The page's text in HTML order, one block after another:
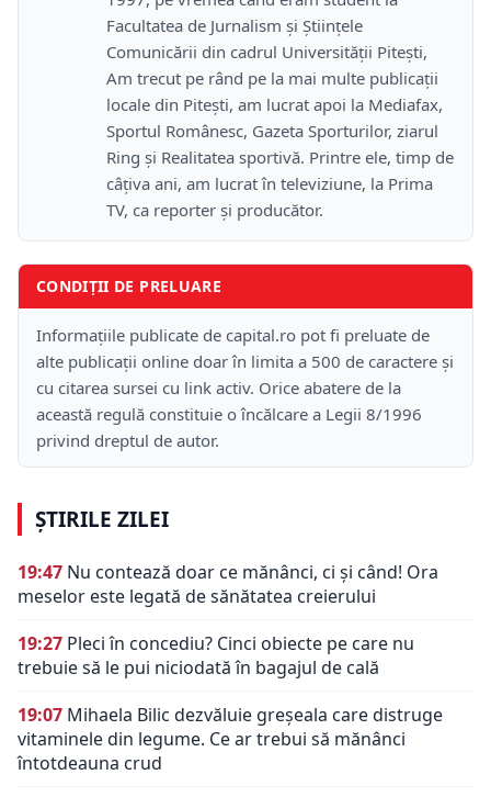
Facultatea de Jurnalism și Științele
Comunicării din cadrul Universității Pitești,
Am trecut pe rând pe la mai multe publicații
locale din Pitești, am lucrat apoi la Mediafax,
Sportul Românesc, Gazeta Sporturilor, ziarul
Ring și Realitatea sportivă. Printre ele, timp de
câțiva ani, am lucrat în televiziune, la Prima
TV, ca reporter și producător.
CONDIȚII DE PRELUARE
Informațiile publicate de capital.ro pot fi preluate de
alte publicații online doar în limita a 500 de caractere și
cu citarea sursei cu link activ. Orice abatere de la
această regulă constituie o încălcare a Legii 8/1996
privind dreptul de autor.
ȘTIRILE ZILEI
19:47 Nu contează doar ce mănânci, ci și când! Ora
meselor este legată de sănătatea creierului
19:27 Pleci în concediu? Cinci obiecte pe care nu
trebuie să le pui niciodată în bagajul de cală
19:07 Mihaela Bilic dezvăluie greșeala care distruge
vitaminele din legume. Ce ar trebui să mănânci
întotdeauna crud